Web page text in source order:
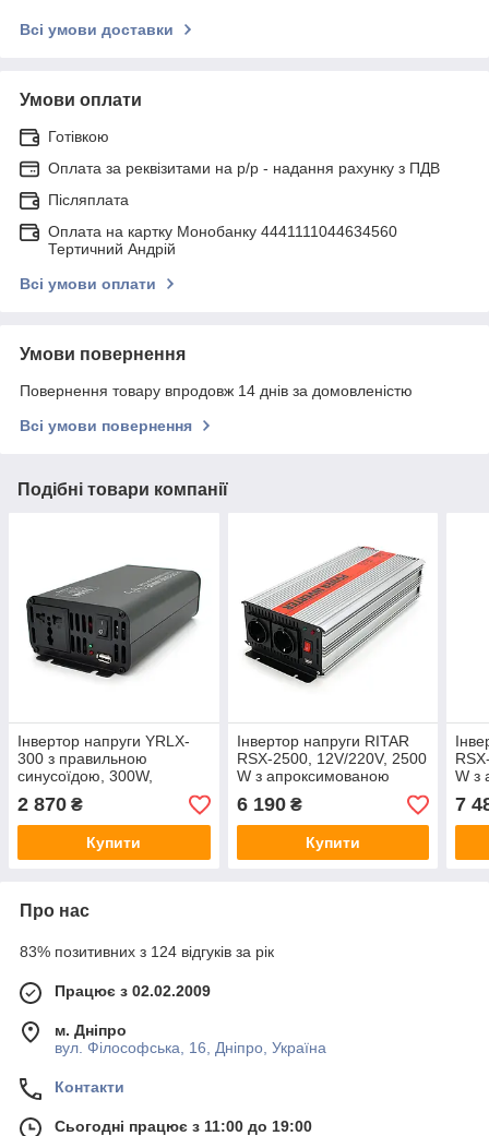
Всі умови доставки
Умови оплати
Готівкою
Оплата за реквізитами на р/р - надання рахунку з ПДВ
Післяплата
Оплата на картку Монобанку 4441111044634560
Тертичний Андрій
Всі умови оплати
Умови повернення
Повернення товару впродовж 14 днів за домовленістю
Всі умови повернення
Подібні товари компанії
Інвертор напруги YRLX-
300 з правильною
синусоїдою, 300W,
12/220V, 1 універсальна
розетка, 1USB, Box
2 870 ₴
Купити
Інвертор напруги RITAR
RSX-2500, 12V/220V, 2500
W з апроксимованою
синусоїдою, 2xShuko,
1xUSB, клемні
6 190₴
Купити
W з
7
Про нас
83% позитивних з 124 відгуків за рік
Працює з 02.02.2009
м. Дніпро
вул. Філософська, 16, Дніпро, Україна
Контакти
Сьогодні працює з 11:00 до 19:00